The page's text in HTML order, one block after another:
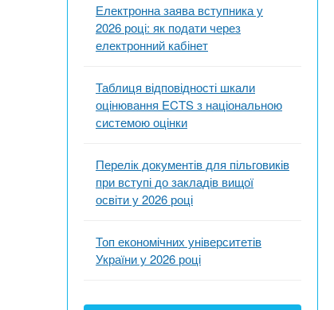
Електронна заява вступника у
2026 році: як подати через
електронний кабінет
Таблиця відповідності шкали
оцінювання ECTS з національною
системою оцінки
Перелік документів для пільговиків
при вступі до закладів вищої
освіти у 2026 році
Топ економічних університетів
України у 2026 році